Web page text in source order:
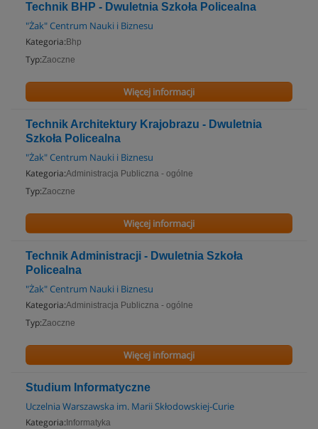
Technik BHP - Dwuletnia Szkoła Policealna
"Żak" Centrum Nauki i Biznesu
Kategoria: Bhp
Typ:Zaoczne
Więcej informacji
Technik Architektury Krajobrazu - Dwuletnia
Szkoła Policealna
"Żak" Centrum Nauki i Biznesu
Kategoria:Administracja Publiczna - ogólne
Typ:Zaoczne
Więcej informacji
Technik Administracji - Dwuletnia Szkoła
Policealna
"Żak" Centrum Nauki i Biznesu
Kategoria:Administracja Publiczna - ogólne
Typ:Zaoczne
Więcej informacji
Studium Informatyczne
Uczelnia Warszawska im. Marii Skłodowskiej-Curie
Kategoria: Informatyka